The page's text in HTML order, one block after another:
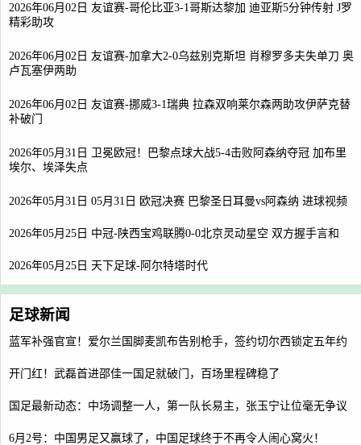
2026年06月02日 友谊赛-哥伦比亚3-1哥斯达黎加 迪亚斯5分钟传射 J罗
精彩助攻
2026年06月02日 友谊赛-加拿大2-0乌兹别克斯坦 肖穆罗多夫失单刀 奥
卢瓦塞伊两助
2026年06月02日 友谊赛-挪威3-1瑞典 拉森双响莱尔森两助攻伊萨克替
补破门
2026年05月31日 卫冕欧冠！巴黎点球大战5-4击败阿森纳夺冠 加布里
埃尔、埃泽失点
2026年05月31日 05月31日 欧冠决赛 巴黎圣日耳曼vs阿森纳 进球视频
2026年05月25日 中冠-陕西宝鸡联腾0-0北京灵动星空 双方握手言和
2026年05月25日 天下足球-阿尔特塔时代
足球新闻
蓝军补强官宣！爱尔兰国脚麦凯布告别枪手，签约切尔西锁定五年约
开门红！武磊首进邵佳一国足就破门，百场里程碑稳了
国足最新动态：中场调整一人，第一队长易主，张玉宁让位毫无争议
6月2号：中国男足又赢球了，中国足球终于不再令人闹心窝火！